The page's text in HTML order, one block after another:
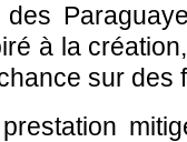
à la
sur des